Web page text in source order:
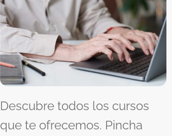
Descubre todos los cursos
que te ofrecemos. Pincha